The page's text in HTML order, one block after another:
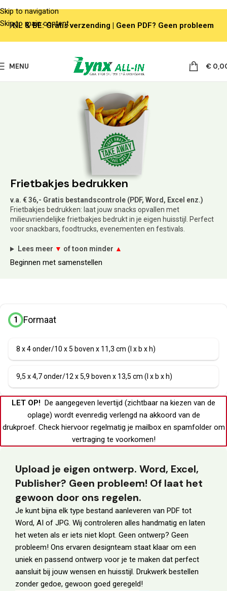
Skip to navigation
Skip to main content
MENU €
Frietbakjes bedrukken
v.a. € 36,- Gratis bestandscontrole (PDF, Word, Excel enz.)
Frietbakjes bedrukken: laat jouw snacks opvallen met
milieuvriendelijke frietbakjes bedrukt in je eigen huisstijl. Perfect
voor snackbars, foodtrucks, evenementen en festivals.
Lees meer ▼ of toon minder ▲
Beginnen met samenstellen
1 Formaat
8 x 4 onder/10 x 5 boven x 11,3 cm (l x b x h)
9,5 x 4,7 onder/12 x 5,9 boven x 13,5 cm (l x b x h)
LET OP! De aangegeven levertijd (zichtbaar na kiezen van de
oplage) wordt evenredig verlengd na akkoord van de
drukproef. Check hiervoor regelmatig je mailboxen spamfolderom
vertraging te voorkomen!
Upload je eigen ontwerp. Word, Excel,
Publisher? Geen probleem! Of laat het
gewoon door ons regelen.
Je kunt bijna elk type bestand aanleveren van PDF tot
Word, AI of JPG. Wij controleren alles handmatig en laten
het weten als er iets niet klopt. Geen ontwerp? Geen
probleem! Ons ervaren designteam staat klaar om een
uniek en passend ontwerp voor je te maken dat perfect
aansluit bij jouw wensen en huisstijl. Drukwerk bestellen
zonder gedoe, gewoon goed geregeld!
NL & BE: Gratis verzending | Geen PDF? Geen probleem